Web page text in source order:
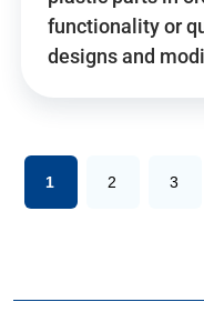
functionality or
designs and
1 2 3